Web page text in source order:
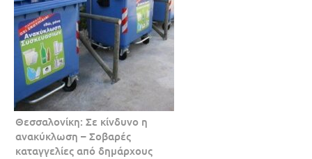
Θεσσαλονίκη: Σε κίνδυνο η
ανακύκλωση – Σοβαρές
καταγγελίες από δημάρχους